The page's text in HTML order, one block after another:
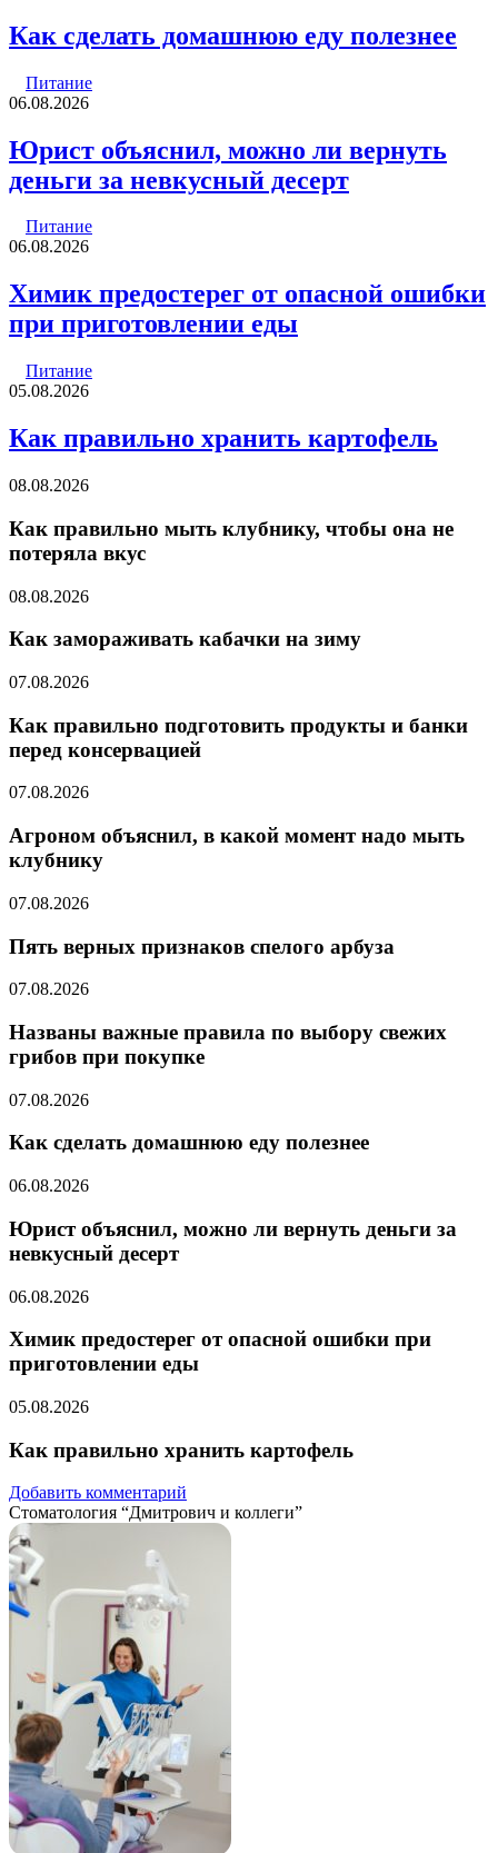
Как сделать домашнюю еду полезнее
Питание
06.08.2026
Юрист объяснил, можно ли вернуть
деньги за невкусный десерт
Питание
06.08.2026
Химик предостерег от опасной ошибки
при приготовлении еды
Питание
05.08.2026
Как правильно хранить картофель
08.08.2026
Как правильно мыть клубнику, чтобы она не
потеряла вкус
08.08.2026
Как замораживать кабачки на зиму
07.08.2026
Как правильно подготовить продукты и банки
перед консервацией
07.08.2026
Агроном объяснил, в какой момент надо мыть
клубнику
07.08.2026
Пять верных признаков спелого арбуза
07.08.2026
Названы важные правила по выбору свежих
грибов при покупке
07.08.2026
Как сделать домашнюю еду полезнее
06.08.2026
Юрист объяснил, можно ли вернуть деньги за
невкусный десерт
06.08.2026
Химик предостерег от опасной ошибки при
приготовлении еды
05.08.2026
Как правильно хранить картофель
Добавить комментарий
Стоматология “Дмитрович и коллеги”